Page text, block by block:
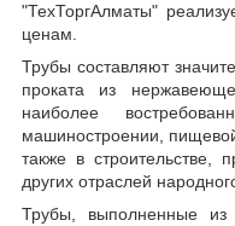
"ТехТоргАлматы"
ценам.
Трубы составляют
проката из
наиболее
машиностроении,
также в строительстве,
других отраслей
Трубы, выполненные из